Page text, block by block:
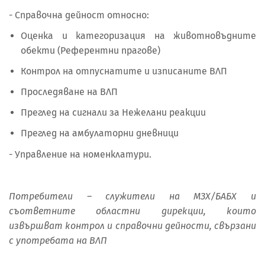
- Справочна дейност относно:
Оценка и категоризация на животновъдните
обекти (Референтни прагове)
Контрол на отпуснатите и изписаните ВЛП
Проследяване на ВЛП
Преглед на сигнали за Нежелани реакции
Преглед на амбулаторни дневници
- Управление на номенклатури.
Потребители – служители на МЗХ/БАБХ и
съответните областни дирекции, които
извършват контрол и справочни дейности, свързани
с употребата на ВЛП